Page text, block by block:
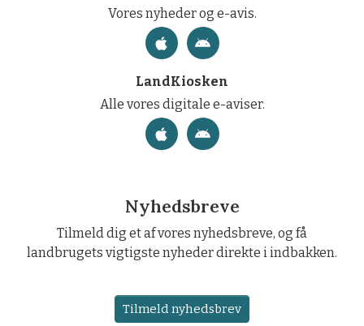
Vores nyheder og e-avis.
LandKiosken
Alle vores digitale e-aviser.
Nyhedsbreve
Tilmeld dig et af vores nyhedsbreve, og få
landbrugets vigtigste nyheder direkte i indbakken.
Tilmeld nyhedsbrev